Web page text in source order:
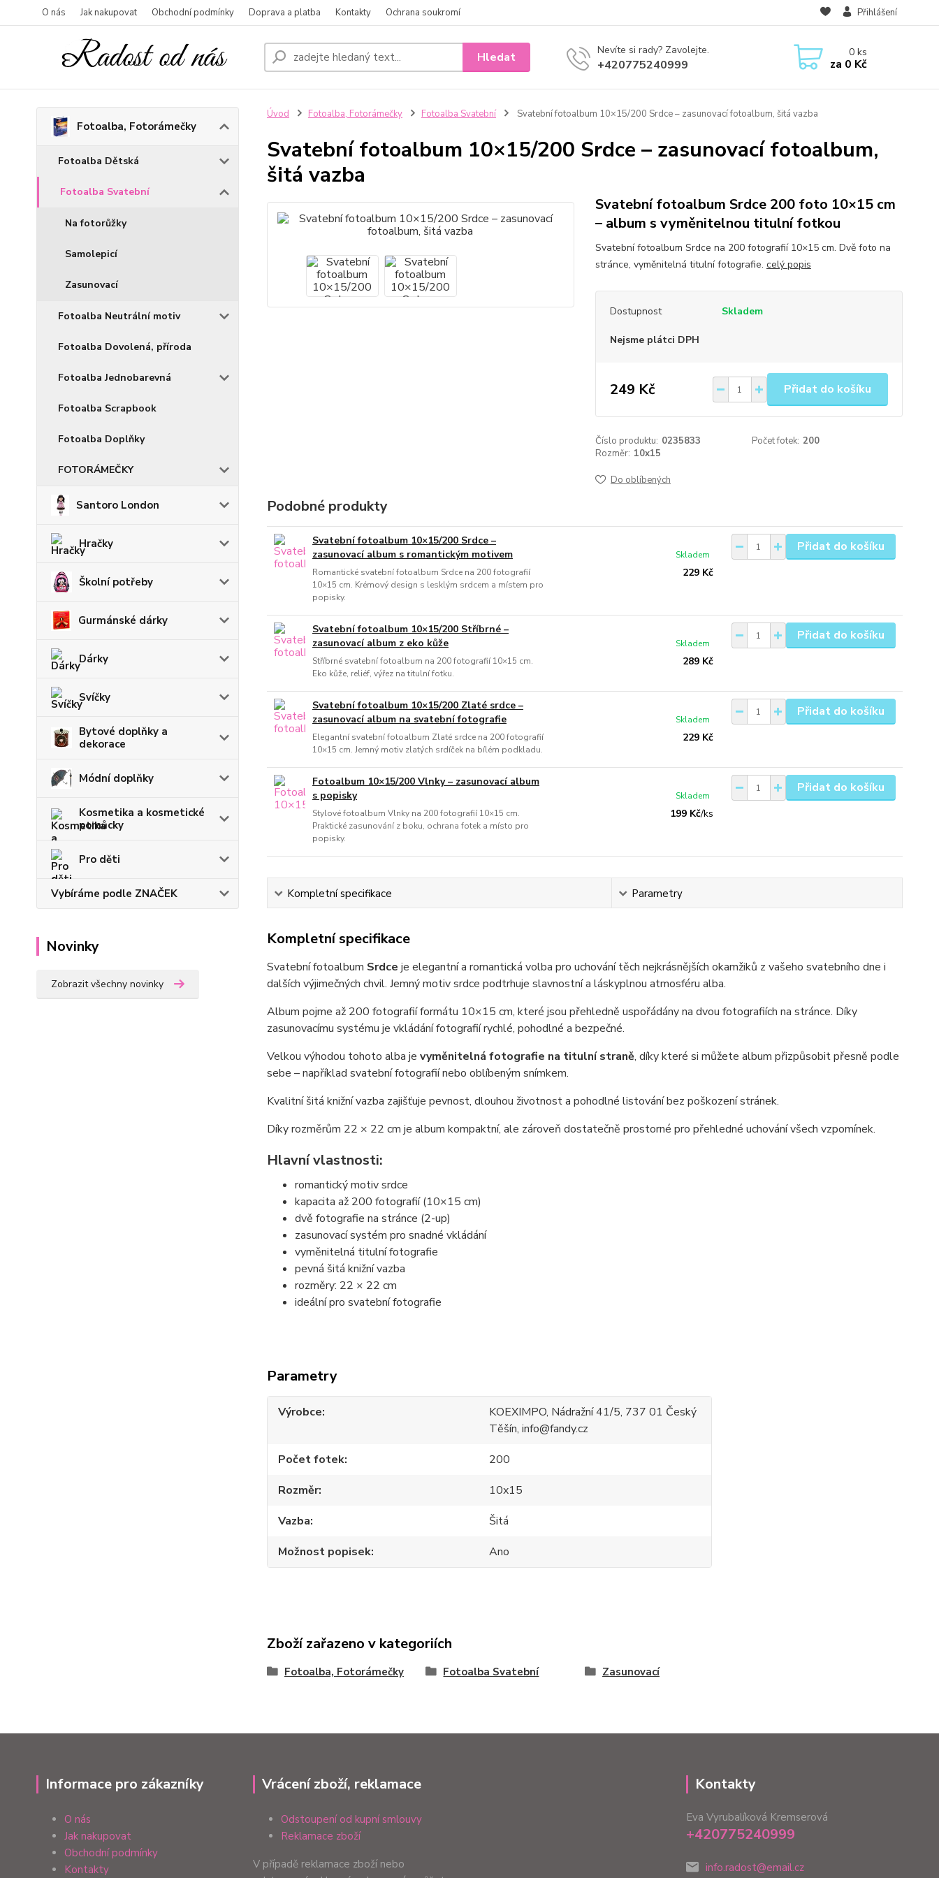
O nás Jak nakupovat Obchodní podmínky Doprava a platba Kontakty Ochrana soukromí Přihlášení
Hledat Nevíte si rady? Zavolejte.
+420775240999
0ks
za 0 Kč
Fotoalba, Fotorámečky
Fotoalba Dětská
Fotoalba Svatební
Na fotorůžky
Samolepicí
Zasunovací
Fotoalba Neutrální motiv
Fotoalba Dovolená, příroda
Fotoalba Jednobarevná
Fotoalba Scrapbook
Fotoalba Doplňky
FOTORÁMEČKY
Santoro London
Hračky
Školní potřeby
Gurmánské dárky
Dárky
Svíčky
Bytové doplňky a
dekorace
Módní doplňky
Kosmetika a kosmetické
pomůcky
Pro děti
Vybíráme podle ZNAČEK
Novinky
Zobrazit všechny novinky
Úvod Fotoalba, Fotorámečky Fotoalba Svatební Svatební fotoalbum 10×15/200 Srdce – zasunovací fotoalbum, šitá vazba
Svatební fotoalbum 10×15/200 Srdce – zasunovací fotoalbum,
šitá vazba
Svatební fotoalbum Srdce 200 foto 10×15 cm
– album s vyměnitelnou titulní fotkou
Svatební fotoalbum Srdce na 200 fotografií 10×15 cm. Dvě foto na
stránce, vyměnitelná titulní fotografie. celý popis
Dostupnost Skladem
Nejsme plátci DPH
249 Kč Přidat do košíku
Číslo produktu: 0235833 Počet fotek: 200
Rozměr: 10x15
Do oblíbených
Podobné produkty
Svatební fotoalbum 10×15/200 Srdce –
zasunovací album s romantickým motivem
Romantické svatební fotoalbum Srdce na 200 fotografií
10×15 cm. Krémový design s lesklým srdcem a místem pro
popisky.
229 Kč
Skladem
Přidat do košíku
Svatební fotoalbum 10×15/200 Stříbrné –
zasunovací album z eko kůže
Stříbrné svatební fotoalbum na 200 fotografií 10×15 cm.
Eko kůže, reliéf, výřez na titulní fotku.
289 Kč
Skladem
Přidat do košíku
Svatební fotoalbum 10×15/200 Zlaté srdce –
zasunovací album na svatební fotografie
Elegantní svatební fotoalbum Zlaté srdce na 200 fotografií
10×15 cm. Jemný motiv zlatých srdíček na bílém podkladu.
229 Kč
Skladem
Přidat do košíku
Fotoalbum 10×15/200 Vlnky – zasunovací album
s popisky
Stylové fotoalbum Vlnky na 200 fotografií 10×15 cm.
Praktické zasunování z boku, ochrana fotek a místo pro
popisky.
199 Kč/ks
Skladem
Přidat do košíku
Kompletní specifikace Parametry
Kompletní specifikace
Svatební fotoalbum Srdce je elegantní a romantická volba pro uchování těch nejkrásnějších okamžiků z vašeho svatebního dne i
dalších výjimečných chvil. Jemný motiv srdce podtrhuje slavnostní a láskyplnou atmosféru alba.
Album pojme až 200 fotografií formátu 10×15 cm, které jsou přehledně uspořádány na dvou fotografiích na stránce. Díky
zasunovacímu systému je vkládání fotografií rychlé, pohodlné a bezpečné.
Velkou výhodou tohoto alba je vyměnitelná fotografie na titulní straně, díky které si můžete album přizpůsobit přesně podle
sebe – například svatební fotografií nebo oblíbeným snímkem.
Kvalitní šitá knižní vazba zajišťuje pevnost, dlouhou životnost a pohodlné listování bez poškození stránek.
Díky rozměrům 22 × 22 cm je album kompaktní, ale zároveň dostatečně prostorné pro přehledné uchování všech vzpomínek.
Hlavní vlastnosti:
romantický motiv srdce
kapacita až 200 fotografií (10×15 cm)
dvě fotografie na stránce (2-up)
zasunovací systém pro snadné vkládání
vyměnitelná titulní fotografie
pevná šitá knižní vazba
rozměry: 22 × 22 cm
ideální pro svatební fotografie
Parametry
Výrobce
KOEXIMPO, Nádražní 41/5, 737 01 Český
Těšín, info@fandy.cz
Počet fotek
200
Rozměr
10x15
Vazba
Šitá
Možnost popisek
Ano
Zboží zařazeno v kategoriích
Fotoalba, Fotorámečky Fotoalba Svatební Zasunovací
Informace pro zákazníky
O nás
Jak nakupovat
Obchodní podmínky
Kontakty
Vrácení zboží, reklamace
Odstoupení od kupní smlouvy
Reklamace zboží
V případě reklamace zboží nebo
Kontakty
Eva Vyrubalíková Kremserová
+420775240999
info.radost@email.cz